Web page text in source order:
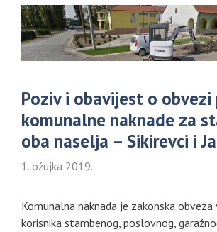
Poziv i obavijest o obvezi
komunalne naknade za
oba naselja – Sikirevci i
1. ožujka 2019.
Komunalna naknada je zakonska obveza
korisnika stambenog, poslovnog,